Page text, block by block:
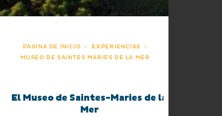
PAGINA DE INICIO
EXPERIENCIAS
MUSEO DE SAINTES MARIES DE LA MER
El Museo de Saintes-Maries de la
Mer